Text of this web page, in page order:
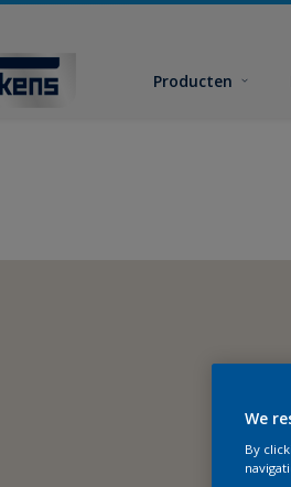
Producten
We
By